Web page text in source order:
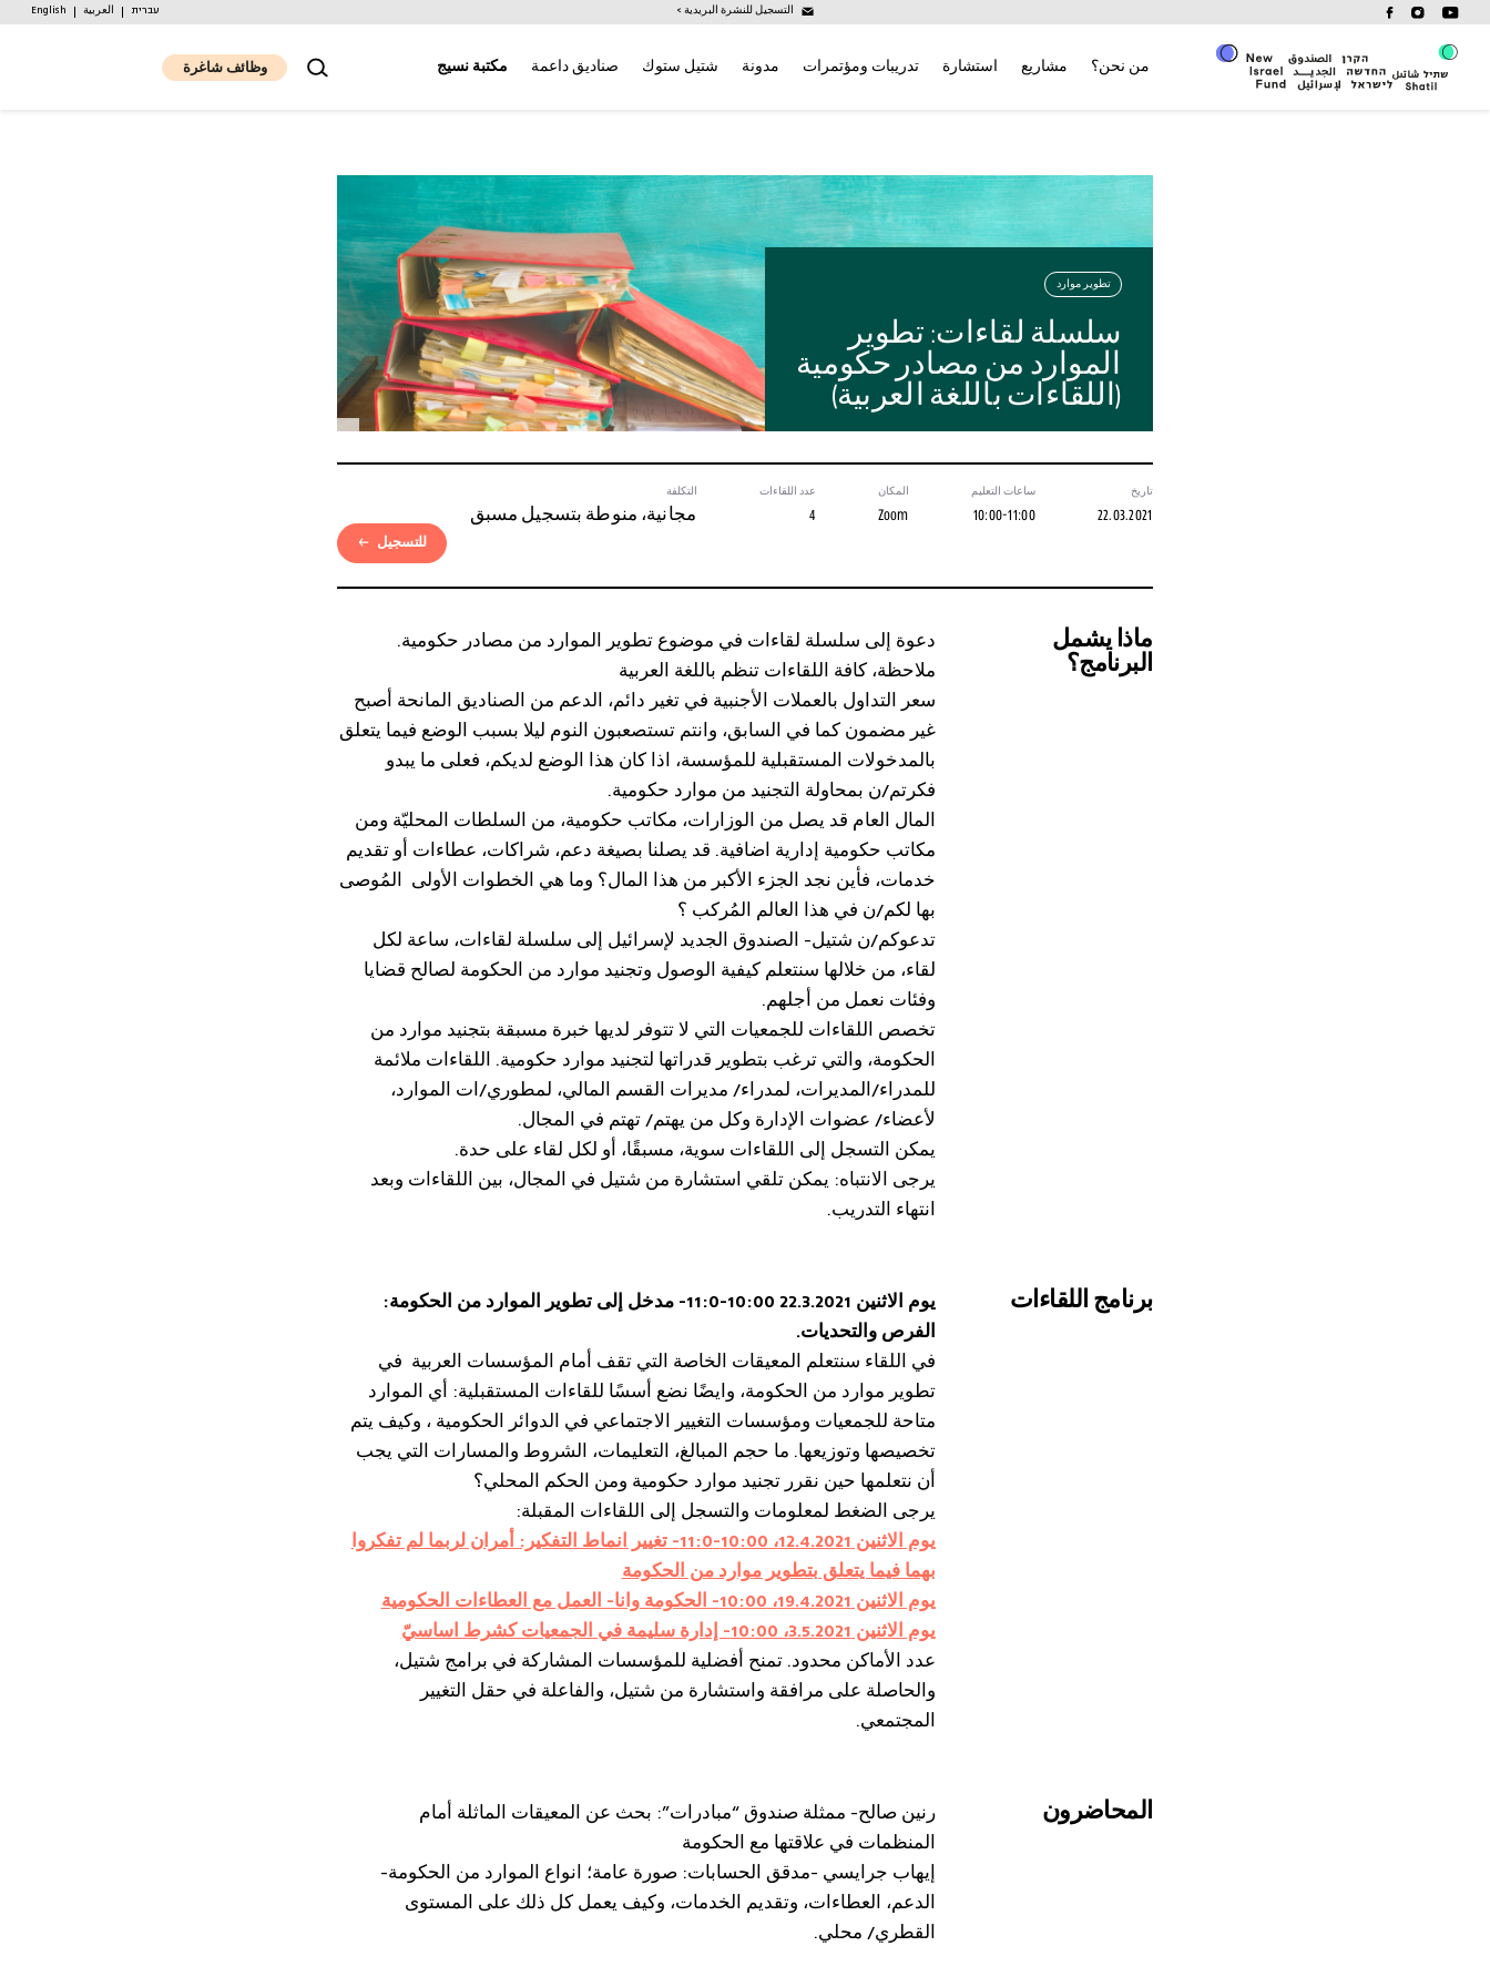
content
التسجيل للنشرة البريدية > עברית العربية English
من نحن؟ مشاريع استشارة تدريبات ومؤتمرات مدونة شتيل ستوك صناديق داعمة مكتبة نسيج وظائف شاغرة
تطوير موارد
سلسلة لقاءات: تطوير
الموارد من مصادر حكومية
(اللقاءات باللغة العربية)
تاريخ
22.03.2021
ساعات التعليم
10:00-11:00
المكان
Zoom
عدد اللقاءات
4
التكلفة
مجانية، منوطة بتسجيل مسبق
للتسجيل
ماذا يشمل
البرنامج؟
دعوة إلى سلسلة لقاءات في موضوع تطوير الموارد من مصادر حكومية.
ملاحظة، كافة اللقاءات تنظم باللغة العربية
سعر التداول بالعملات الأجنبية في تغير دائم، الدعم من الصناديق المانحة أصبح
غير مضمون كما في السابق، وانتم تستصعبون النوم ليلا بسبب الوضع فيما يتعلق
بالمدخولات المستقبلية للمؤسسة، اذا كان هذا الوضع لديكم، فعلى ما يبدو
فكرتم/ن بمحاولة التجنيد من موارد حكومية.
المال العام قد يصل من الوزارات، مكاتب حكومية، من السلطات المحليّة ومن
مكاتب حكومية إدارية اضافية. قد يصلنا بصيغة دعم، شراكات، عطاءات أو تقديم
خدمات، فأين نجد الجزء الأكبر من هذا المال؟ وما هي الخطوات الأولى المُوصى
بها لكم/ن في هذا العالم المُركب ؟
تدعوكم/ن شتيل- الصندوق الجديد لإسرائيل إلى سلسلة لقاءات، ساعة لكل
لقاء، من خلالها سنتعلم كيفية الوصول وتجنيد موارد من الحكومة لصالح قضايا
وفئات نعمل من أجلهم.
تخصص اللقاءات للجمعيات التي لا تتوفر لديها خبرة مسبقة بتجنيد موارد من
الحكومة، والتي ترغب بتطوير قدراتها لتجنيد موارد حكومية. اللقاءات ملائمة
للمدراء/المديرات، لمدراء/ مديرات القسم المالي، لمطوري/ات الموارد،
لأعضاء/ عضوات الإدارة وكل من يهتم/ تهتم في المجال.
يمكن التسجل إلى اللقاءات سوية، مسبقًا، أو لكل لقاء على حدة.
يرجى الانتباه: يمكن تلقي استشارة من شتيل في المجال، بين اللقاءات وبعد
انتهاء التدريب.
برنامج اللقاءات
يوم الاثنين 22.3.2021 10:00-11:0- مدخل إلى تطوير الموارد من الحكومة:
الفرص والتحديات.
في اللقاء سنتعلم المعيقات الخاصة التي تقف أمام المؤسسات العربية في
تطوير موارد من الحكومة، وايضًا نضع أسسًا للقاءات المستقبلية: أي الموارد
متاحة للجمعيات ومؤسسات التغيير الاجتماعي في الدوائر الحكومية ، وكيف يتم
تخصيصها وتوزيعها. ما حجم المبالغ، التعليمات، الشروط والمسارات التي يجب
أن نتعلمها حين نقرر تجنيد موارد حكومية ومن الحكم المحلي؟
يرجى الضغط لمعلومات والتسجل إلى اللقاءات المقبلة:
يوم الاثنين 12.4.2021، 10:00-11:0- تغيير انماط التفكير: أمران لربما لم تفكروا
بهما فيما يتعلق بتطوير موارد من الحكومة
يوم الاثنين 19.4.2021، 10:00- الحكومة وانا- العمل مع العطاءات الحكومية
يوم الاثنين 3.5.2021، 10:00- إدارة سليمة في الجمعيات كشرط اساسيّ
عدد الأماكن محدود. تمنح أفضلية للمؤسسات المشاركة في برامج شتيل،
والحاصلة على مرافقة واستشارة من شتيل، والفاعلة في حقل التغيير
المجتمعي.
المحاضرون
رنين صالح- ممثلة صندوق “مبادرات”: بحث عن المعيقات الماثلة أمام
المنظمات في علاقتها مع الحكومة
إيهاب جرايسي -مدقق الحسابات: صورة عامة؛ انواع الموارد من الحكومة-
الدعم، العطاءات، وتقديم الخدمات، وكيف يعمل كل ذلك على المستوى
القطري/ محلي.